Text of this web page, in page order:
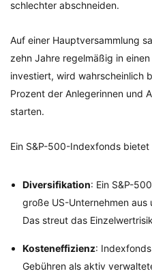
schlechter abschneiden.
Auf einer Hauptversammlung
zehn Jahre regelmäßig in
investiert, wird wahrscheinlich
Prozent der Anlegerinnen und
starten.
Ein S&P-500-Indexfonds bietet
Diversifikation: Ein S&P-
große US-Unternehmen aus
Das streut das
Kosteneffizienz:
Gebühren als aktiv